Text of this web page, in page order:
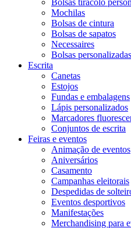
Mochilas
Bolsas de cintura
Bolsas de sapatos
Necessaires
Bolsas personalizadas
Escrita
Canetas
Estojos
Fundas e embalagens
Lápis personalizados
Marcadores
Conjuntos de escrita
Feiras e eventos
Animação de eventos
Aniversários
Casamento
Campanhas eleitorais
Despedidas de
Eventos desportivos
Manifestações
Merchandising para